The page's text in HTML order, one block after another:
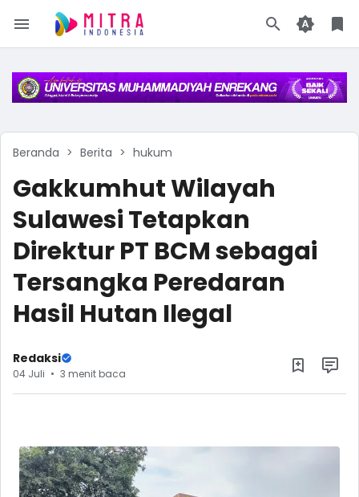
Beranda Berita hukum
Gakkumhut Wilayah
Sulawesi Tetapkan
Direktur PT BCM sebagai
Tersangka Peredaran
Hasil Hutan Ilegal
Redaksi
04 Juli 3 menit baca